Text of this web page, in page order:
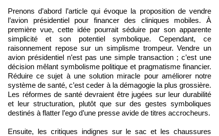
Prenons d’abord l’article qui évoque la proposition de vendre
l’avion présidentiel pour financer des cliniques mobiles. À
première vue, cette idée pourrait séduire par son apparente
simplicité et son potentiel symbolique. Cependant, ce
raisonnement repose sur un simplisme trompeur. Vendre un
avion présidentiel n’est pas une simple transaction ; c’est une
décision mêlant symbolisme politique et pragmatisme financier.
Réduire ce sujet à une solution miracle pour améliorer notre
système de santé, c’est ceder à la démagogie la plus grossière.
Les réformes de santé devraient être jugées sur leur durabilité
et leur structuration, plutôt que sur des gestes symboliques
destinés à flatter l’ego d’une presse avide de titres accrocheurs.
Ensuite, les critiques indignes sur le sac et les chaussures